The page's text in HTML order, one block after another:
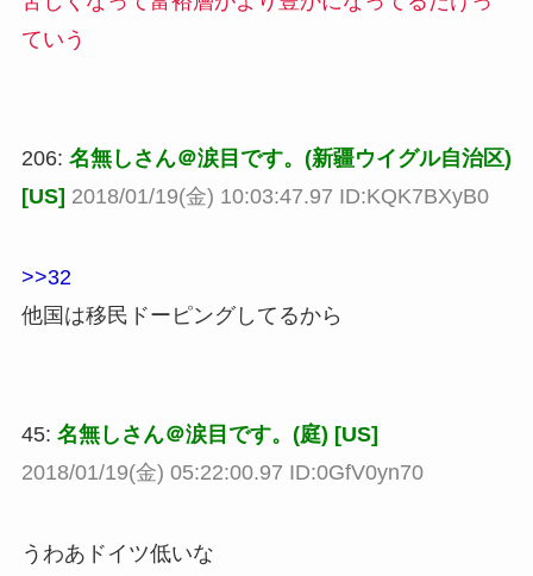
ていう
206: 名無しさん＠涙目です。(新疆ウイグル自治区)
[US] 2018/01/19(金) 10:03:47.97 ID:KQK7BXyB0
>>32
他国は移民ドーピングしてるから
45: 名無しさん＠涙目です。(庭) [US]
2018/01/19(金) 05:22:00.97 ID:0GfV0yn70
うわあドイツ低いな